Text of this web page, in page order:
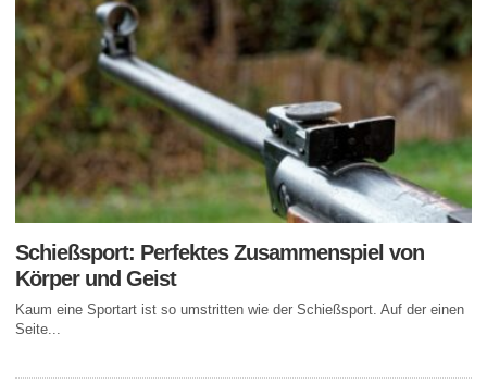
Schießsport: Perfektes Zusammenspiel von
Körper und Geist
Kaum eine Sportart ist so umstritten wie der Schießsport. Auf der einen
Seite...